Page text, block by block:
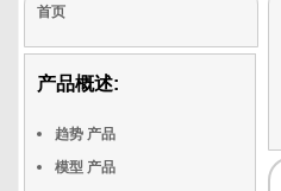
首页
产品概述:
趋势 产品
模型 产品